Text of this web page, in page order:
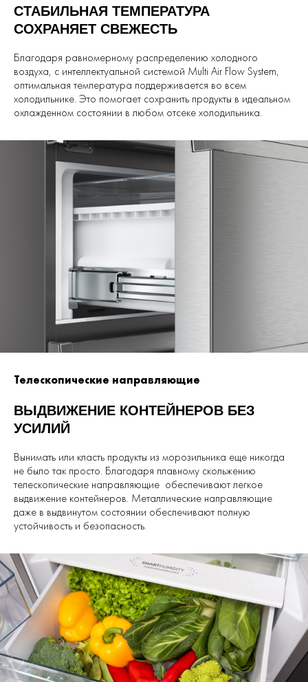
СТАБИЛЬНАЯ ТЕМПЕРАТУРА
СОХРАНЯЕТ СВЕЖЕСТЬ
Благодаря равномерному распределению холодного
воздуха, с интеллектуальной системой Multi Air Flow System,
оптимальная температура поддерживается во всем
холодильнике. Это помогает сохранить продукты в идеальном
охлажденном состоянии в любом отсеке холодильника.
Телескопические направляющие
ВЫДВИЖЕНИЕ КОНТЕЙНЕРОВ БЕЗ
УСИЛИЙ
Вынимать или класть продукты из морозильника еще никогда
не было так просто. Благодаря плавному скольжению
телескопические направляющие обеспечивают легкое
выдвижение контейнеров. Металлические направляющие
даже в выдвинутом состоянии обеспечивают полную
устойчивость и безопасность.